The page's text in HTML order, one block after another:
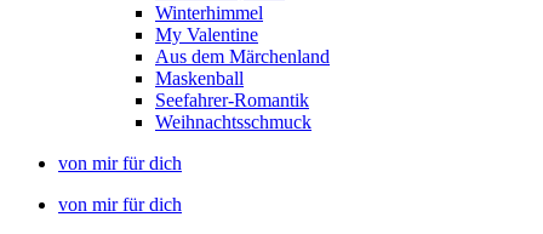
Winterhimmel
My Valentine
Aus dem Märchenland
Maskenball
Seefahrer-Romantik
Weihnachtsschmuck
von mir für dich
von mir für dich